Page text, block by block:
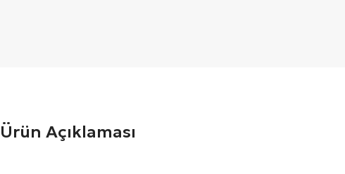
Ürün Açıklaması